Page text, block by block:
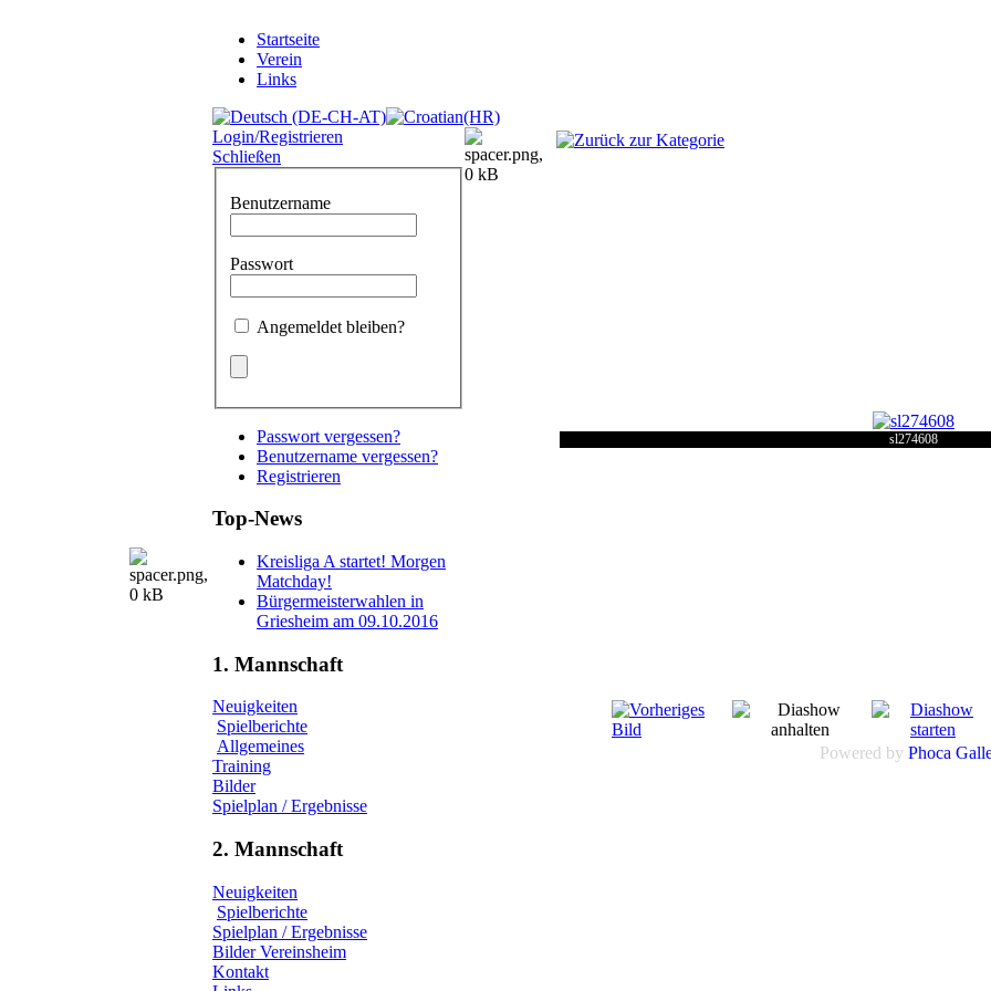
Startseite
Verein
Links
Login/Registrieren
Schließen
Benutzername
Passwort
Angemeldet bleiben?
Passwort vergessen?
Benutzername vergessen?
Registrieren
Top-News
Kreisliga A startet! Morgen
Matchday!
Bürgermeisterwahlen in
Griesheim am 09.10.2016
1. Mannschaft
Neuigkeiten
Spielberichte
Allgemeines
Training
Bilder
Spielplan / Ergebnisse
2. Mannschaft
Neuigkeiten
Spielberichte
Spielplan / Ergebnisse
Bilder Vereinsheim
Kontakt
sl274608
Powered by Phoca